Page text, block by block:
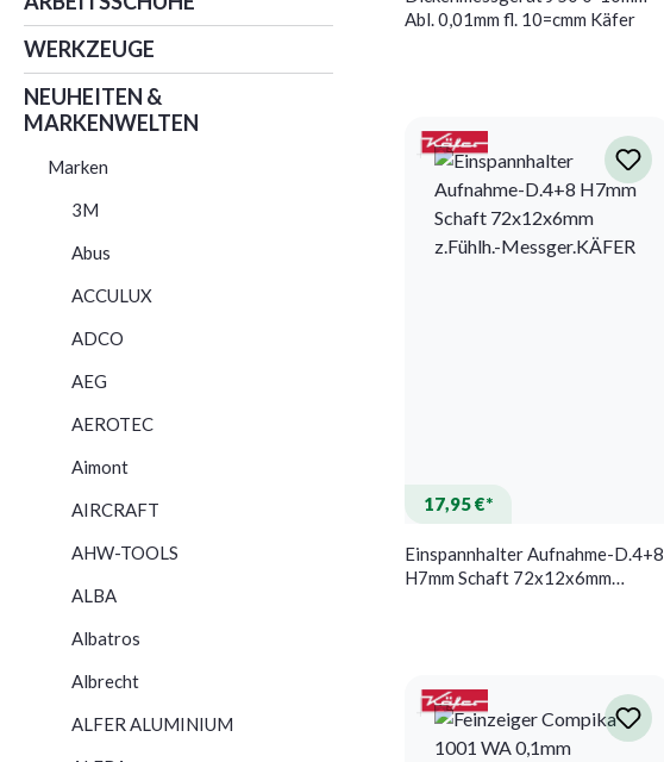
WERKZEUGE
NEUHEITEN &
MARKENWELTEN
Marken
3M
Abus
ACCULUX
ADCO
AEG
AEROTEC
Aimont
AIRCRAFT
AHW-TOOLS
ALBA
Albatros
Albrecht
ALFER ALUMINIUM
Abl. 0,01mm fl. 10=cmm Käfer
17,95 €*
Einspannhalter Aufnahme-D.4+8
H7mm Schaft 72x12x6mm